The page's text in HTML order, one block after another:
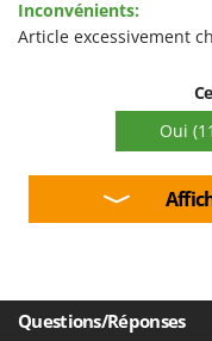
Facilité de montage
Emballage
Inconvénients:
Article excessivement
Oui
Questions/Réponses